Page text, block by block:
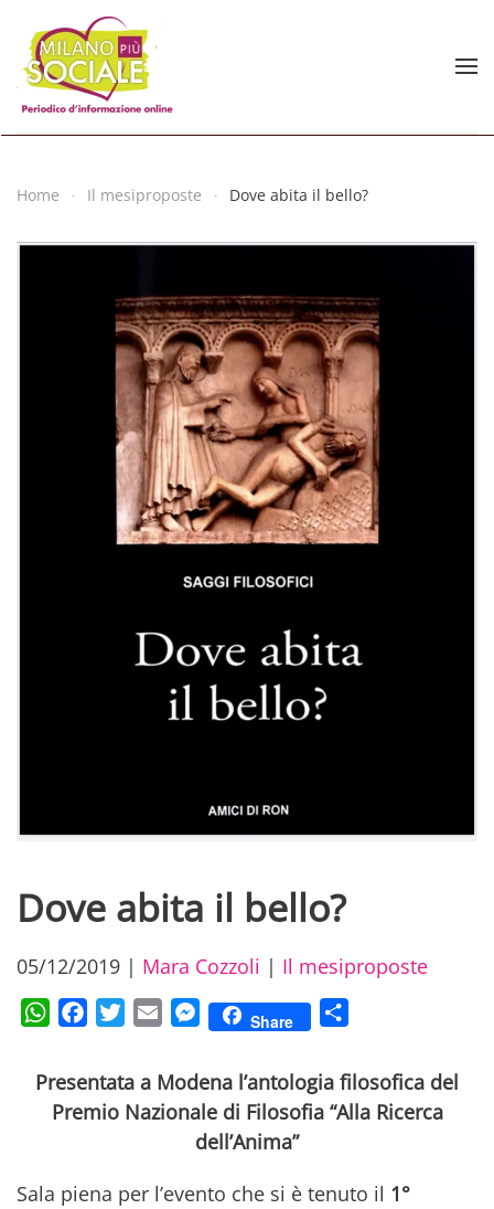
Skip to main content
Home Il mesiproposte Dove abita il bello?
Dove abita il bello?
05/12/2019 | Mara Cozzoli | Il mesiproposte
WhatsAppFacebookTwitterEmail Messenger
Share
Presentata a Modena l’antologia filosofica del
Premio Nazionale di Filosofia “Alla Ricerca
dell’Anima”
Sala piena per l’evento che si è tenuto il 1°